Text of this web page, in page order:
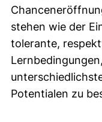
stehen wie der
tolerante,
Potentialen zu